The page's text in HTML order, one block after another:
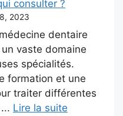
consulter ?
2023
dentaire
vaste domaine
spécialités.
formation et une
traiter différentes
Lire la suite